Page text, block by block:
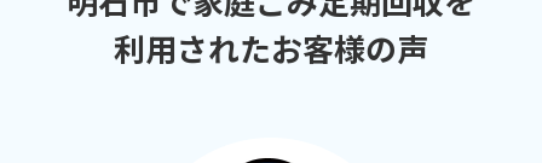
利用されたお客様の声